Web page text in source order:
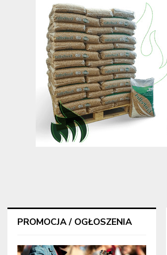
PROMOCJA / OGŁOSZENIA